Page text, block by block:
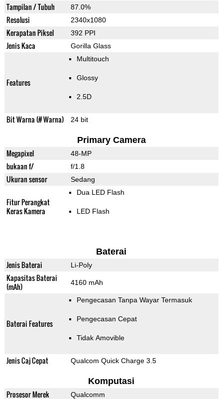
Tampilan / Tubuh 87.0%
Resolusi 2340x1080
Kerapatan Piksel 392 PPI
Jenis Kaca Gorilla Glass
Features
Multitouch
Glossy
2.5D
Bit Warna (# Warna) 24 bit
Primary Camera
Megapixel 48-MP
bukaan f/ f/1.8
Ukuran sensor Sedang
Fitur Perangkat
Keras Kamera
Dua LED Flash
LED Flash
Baterai
Jenis Baterai Li-Poly
Kapasitas Baterai
(mAh)
4160 mAh
Baterai Features
Pengecasan Tanpa Wayar Termasuk
Pengecasan Cepat
Tidak Amovible
Jenis Caj Cepat Qualcom Quick Charge 3.5
Komputasi
Prosesor Merek Qualcomm